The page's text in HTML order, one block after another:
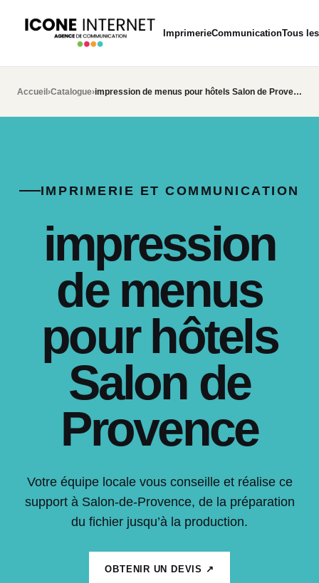
ImprimerieCommunicationTous
Accueil ›Catalogue› impression de menus pour hôtels Salon de Provence
IMPRIMERIE ET COMMUNICATION
impression
de menus
pour hôtels
Salon de
Provence
Votre équipe locale vous conseille et réalise ce
support à Salon-de-Provence, de la préparation
du fichier jusqu’à la production.
OBTENIR UN DEVIS ↗